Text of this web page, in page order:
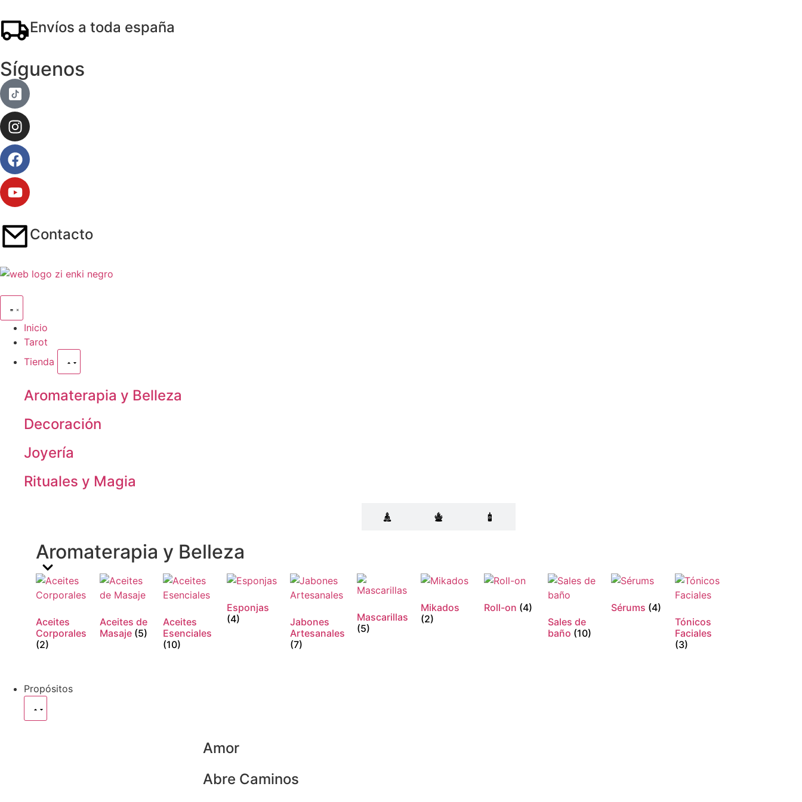
Envíos a toda españa
Síguenos
Contacto
Inicio
Tarot
Tienda
Aromaterapia y Belleza
Decoración
Joyería
Rituales y Magia
Aromaterapia y Belleza
Aceites
Corporales
(2)
Aceites de
Masaje (5)
Aceites
Esenciales
(10)
Esponjas
(4)
Jabones
Artesanales
(7)
Mascarillas
(5)
Mikados
(2)
Roll-on (4)
Sales de
baño (10)
Sérums (4)
Tónicos
Faciales
(3)
Propósitos
Amor
Abre Caminos